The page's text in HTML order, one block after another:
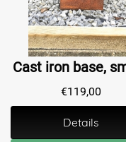
€119,00
Details